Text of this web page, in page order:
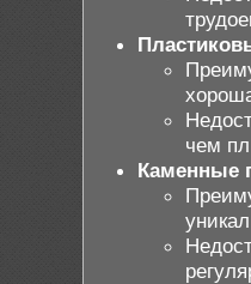
чем
Каменные